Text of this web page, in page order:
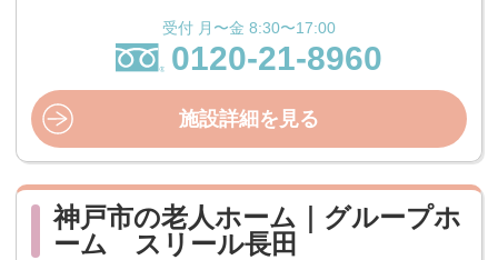
受付 月〜金 8:30〜17:00
0120-21-8960
施設詳細を見る
神戸市の老人ホーム｜グループホ
ーム スリール長田